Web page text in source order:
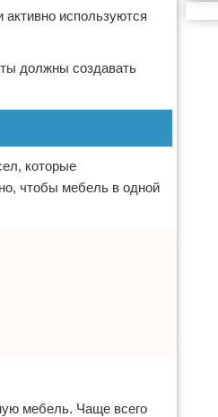
используются
должны создавать
которые
чтобы мебель в одной
мебель. Чаще всего